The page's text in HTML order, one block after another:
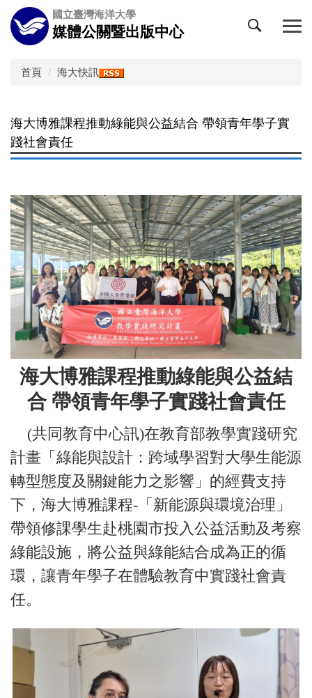
跳
到
主
國立臺灣海洋大學
媒體公關暨出版中心
首頁 海大快訊
海大博雅課程推動綠能與公益結合 帶領青年學子實
踐社會責任
海大博雅課程推動綠能與公益結
合 帶領青年學子實踐社會責任
(共同教育中心訊)在教育部教學實踐研究
計畫「綠能與設計：跨域學習對大學生能源
轉型態度及關鍵能力之影響」的經費支持
下，海大博雅課程-「新能源與環境治理」
帶領修課學生赴桃園市投入公益活動及考察
綠能設施，將公益與綠能結合成為正的循
環，讓青年學子在體驗教育中實踐社會責
任。